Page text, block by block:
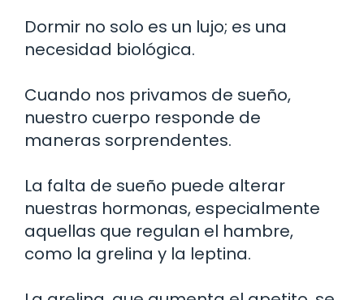
Dormir no solo es un lujo; es una
necesidad biológica.
Cuando nos privamos de sueño,
nuestro cuerpo responde de
maneras sorprendentes.
La falta de sueño puede alterar
nuestras hormonas, especialmente
aquellas que regulan el hambre,
como la grelina y la leptina.